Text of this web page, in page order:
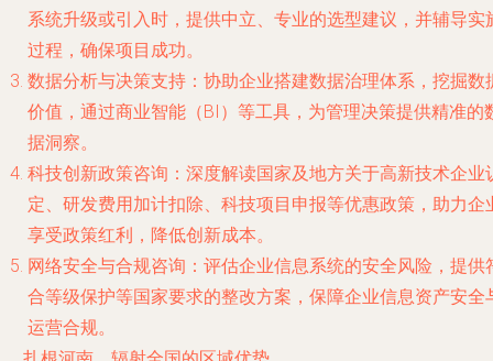
系统升级或引入时，提供中立、专业的选型建议，并辅导实
过程，确保项目成功。
数据分析与决策支持 ：协助企业搭建数据治理体系，挖掘数
价值，通过商业智能（BI）等工具，为管理决策提供精准的
据洞察。
科技创新政策咨询 ：深度解读国家及地方关于高新技术企业
定、研发费用加计扣除、科技项目申报等优惠政策，助力企
享受政策红利，降低创新成本。
网络安全与合规咨询 ：评估企业信息系统的安全风险，提供
合等级保护等国家要求的整改方案，保障企业信息资产安全
运营合规。